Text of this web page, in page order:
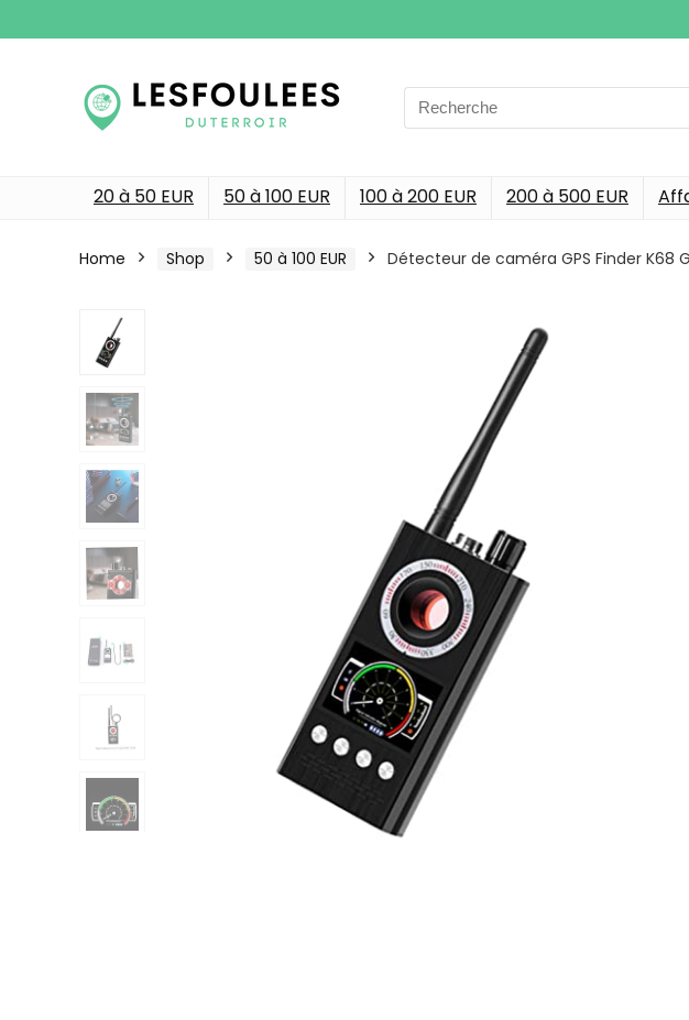
Search
for:
20 à 50 EUR 50 à 100 EUR 100 à 200 EUR 200 à 500 EUR
Home Shop 50 à 100 EUR Détecteur de caméra GPS Finder K68